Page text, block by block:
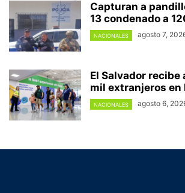
Capturan a
13 condenado a
NACIONALES agosto 7,
El Salvador recibe
mil extranjeros en
NACIONALES agosto 6,